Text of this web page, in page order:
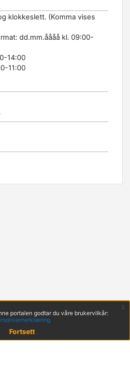
klokkeslett. (Komma vises
dd.mm.åååå kl. 09:00-
14:00
11:00
portalen godtar du våre brukervilkår:
Fortsett
x